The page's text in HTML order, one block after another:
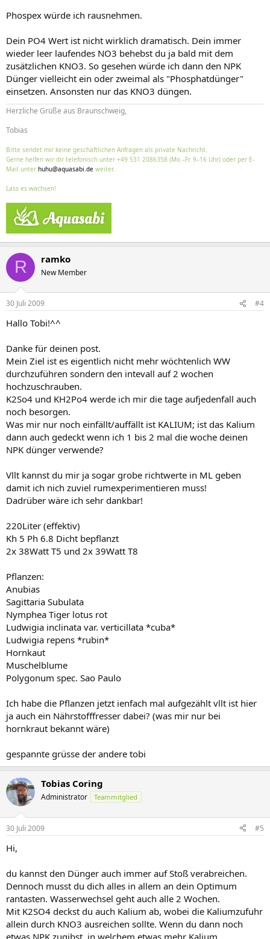
Phospex würde ich rausnehmen.
Dein PO4 Wert ist nicht wirklich dramatisch. Dein immer
wieder leer laufendes NO3 behebst du ja bald mit dem
zusätzlichen KNO3. So gesehen würde ich dann den NPK
Dünger vielleicht ein oder zweimal als "Phosphatdünger"
einsetzen. Ansonsten nur das KNO3 düngen.
Herzliche Grüße aus Braunschweig,
Tobias
Bitte sendet mir keine geschäftlichen Anfragen als private Nachricht.
Gerne helfen wir dir telefonisch unter +49 531 2086358 (Mo.–Fr. 9–16 Uhr) oder per E-
Mail unter huhu@aquasabi.de weiter.
Lass es wachsen!
R ramko
New Member
30 Juli 2009 #4
Hallo Tobi!^^
Danke für deinen post.
Mein Ziel ist es eigentlich nicht mehr wöchtenlich WW
durchzuführen sondern den intevall auf 2 wochen
hochzuschrauben.
K2So4 und KH2Po4 werde ich mir die tage aufjedenfall auch
noch besorgen.
Was mir nur noch einfällt/auffällt ist KALIUM; ist das Kalium
dann auch gedeckt wenn ich 1 bis 2 mal die woche deinen
NPK dünger verwende?
Vllt kannst du mir ja sogar grobe richtwerte in ML geben
damit ich nich zuviel rumexperimentieren muss!
Dadrüber wäre ich sehr dankbar!
220Liter (effektiv)
Kh 5 Ph 6.8 Dicht bepflanzt
2x 38Watt T5 und 2x 39Watt T8
Pflanzen:
Anubias
Sagittaria Subulata
Nymphea Tiger lotus rot
Ludwigia inclinata var. verticillata *cuba*
Ludwigia repens *rubin*
Hornkaut
Muschelblume
Polygonum spec. Sao Paulo
Ich habe die Pflanzen jetzt ienfach mal aufgezählt vllt ist hier
ja auch ein Nährstofffresser dabei? (was mir nur bei
hornkraut bekannt wäre)
gespannte grüsse der andere tobi
Tobias Coring
Administrator Teammitglied
30 Juli 2009 #5
Hi,
du kannst den Dünger auch immer auf Stoß verabreichen.
Dennoch musst du dich alles in allem an dein Optimum
rantasten. Wasserwechsel geht auch alle 2 Wochen.
Mit K2SO4 deckst du auch Kalium ab, wobei die Kaliumzufuhr
allein durch KNO3 ausreichen sollte. Wenn du dann noch
etwas NPK zugibst, in welchem etwas mehr Kalium